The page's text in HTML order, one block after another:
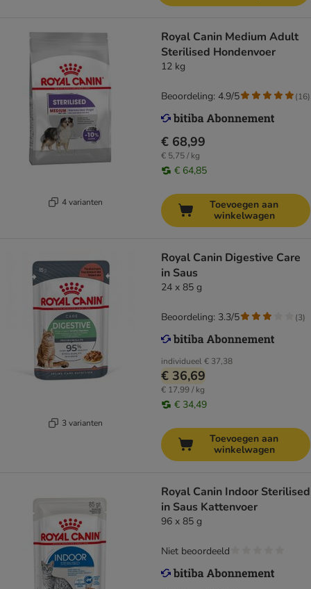
4 varianten
Royal Canin Medium Adult
Sterilised Hondenvoer
12 kg
€ 68,99
€ 5,75 / kg
€ 64,85
Beoordeling: 4.9/5 (16)
Toevoegen aan
winkelwagen
3 varianten
Royal Canin Digestive Care
in Saus
24 x 85 g
individueel€ 37,38
€ 36,69
€ 17,99 / kg
€ 34,49
Beoordeling: 3.3/5 (3)
Toevoegen aan
winkelwagen
Royal Canin Indoor Sterilised
in Saus Kattenvoer
96 x 85 g
Niet beoordeeld